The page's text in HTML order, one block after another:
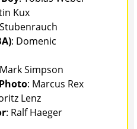
Kux
: Domenic
Simpson
: Marcus Rex
Lenz
: Ralf Haeger